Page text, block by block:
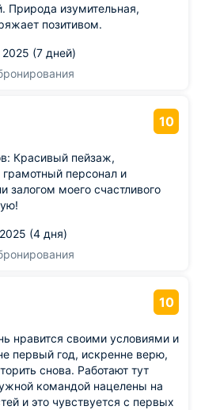
Природа изумительная,
позитивом.
2025 (7 дней)
10
Красивый пейзаж,
персонал и
залогом моего счастливого
(4 дня)
10
нравится своими условиями и
первый год, искренне верю,
снова. Работают тут
командой нацелены на
и это чувствуется с первых